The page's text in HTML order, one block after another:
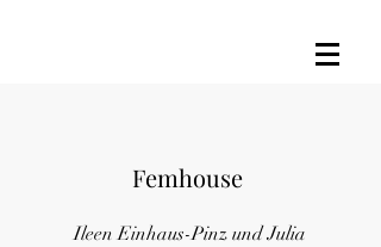
Femhouse
Ileen Einhaus-Pinz und Julia